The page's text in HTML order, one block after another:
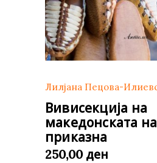
Лилјана Пецова-
Вивисекција на
македонската
приказна
250,00 ден